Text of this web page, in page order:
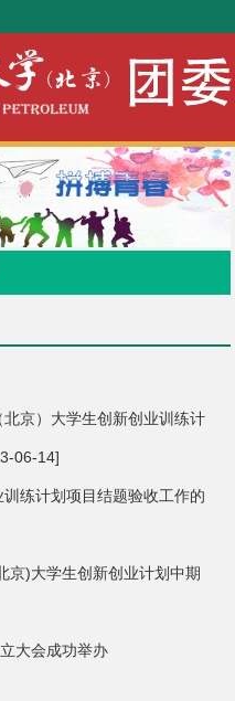
京）大学生创新创业训练计
06-14]
练计划项目结题验收工作的
京)大学生创新创业计划中期
大会成功举办